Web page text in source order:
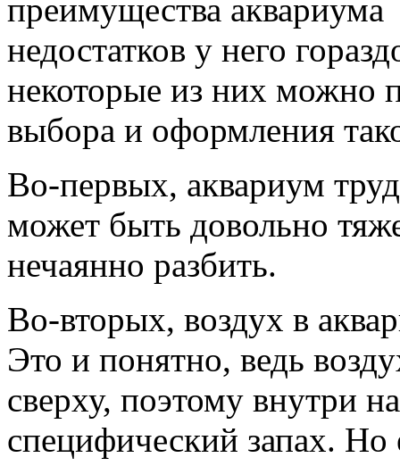
преимущества аквариума
недостатков у него
некоторые из них можно
выбора и оформления
Во-первых, аквариум
может быть довольно
нечаянно разбить.
Во-вторых, воздух в
Это и понятно, ведь
сверху, поэтому внутри
специфический запах. Но